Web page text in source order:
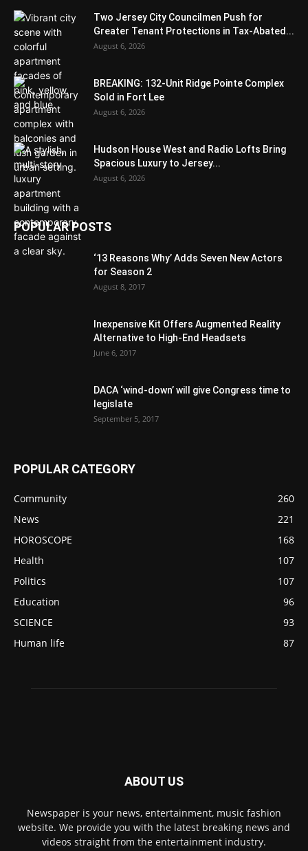
Two Jersey City Councilmen Push for
Greater Tenant Protections in Tax-Abated...
August 6, 2026
BREAKING: 132-Unit Ridge Pointe Complex
Sold in Fort Lee
August 6, 2026
Hudson House West and Radio Lofts Bring
Spacious Luxury to Jersey...
August 6, 2026
POPULAR POSTS
‘13 Reasons Why’ Adds Seven New Actors
for Season 2
August 8, 2017
Inexpensive Kit Offers Augmented Reality
Alternative to High-End Headsets
June 6, 2017
DACA ‘wind-down’ will give Congress time to
legislate
September 5, 2017
POPULAR CATEGORY
Community
260
News
221
HOROSCOPE
168
Health
107
Politics
107
Education
96
SCIENCE
93
Human life
87
ABOUT US
Newspaper is your news, entertainment, music fashion
website. We provide you with the latest breaking news and
videos straight from the entertainment industry.